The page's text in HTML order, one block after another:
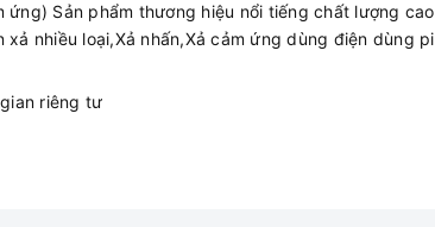
Sản phẩm thương hiệu nổi tiếng chất lượng cao
nhiều loại,Xả nhấn,Xả cảm ứng dùng điện dùng
riêng tư